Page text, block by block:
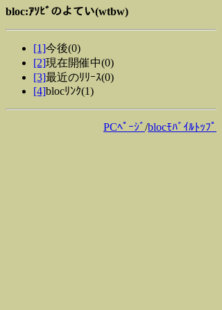
bloc:ｱｿﾋﾞのよてい(wtbw)
[1]今後(0)
[2]現在開催中(0)
[3]最近のﾘﾘｰｽ(0)
[4]blocﾘﾝｸ(1)
PCﾍﾟｰｼﾞ/blocﾓﾊﾞｲﾙﾄｯﾌﾟ